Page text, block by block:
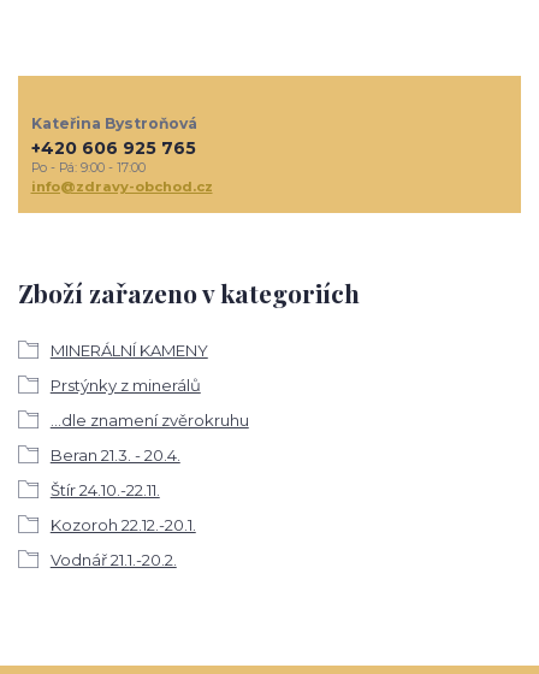
Zboží zařazeno v kategoriích
MINERÁLNÍ KAMENY
Prstýnky z minerálů
...dle znamení zvěrokruhu
Beran 21.3. - 20.4.
Štír 24.10.-22.11.
Kozoroh 22.12.-20.1.
Vodnář 21.1.-20.2.
Kateřina Bystroňová
+420 606 925 765
Po - Pá: 9:00 - 17:00
info@zdravy-obchod.cz